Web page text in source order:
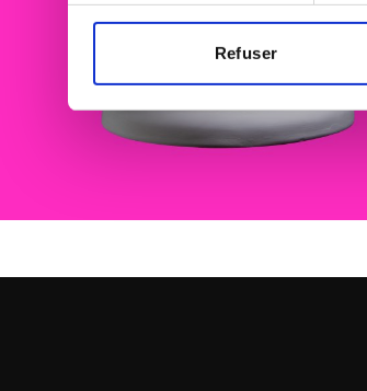
Refuser